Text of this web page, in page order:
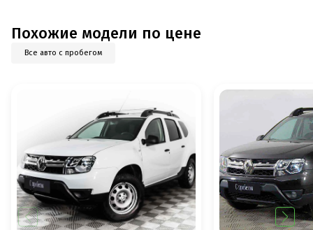
Похожие модели по цене
Все авто с пробегом